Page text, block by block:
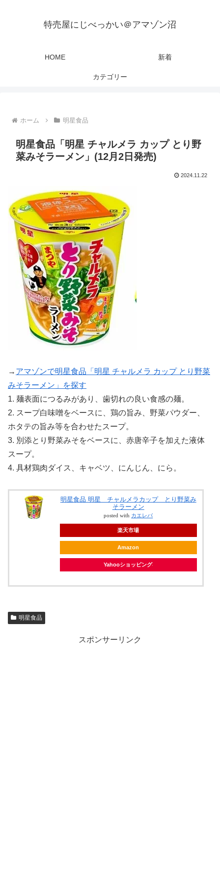
特売屋にじべっかい＠アマゾン沼
HOME 新着
カテゴリー
ホーム 明星食品
明星食品「明星 チャルメラ カップ とり野
菜みそラーメン」(12月2日発売)
2024.11.22
→ アマゾンで明星食品「明星 チャルメラ カップ とり野菜
みそラーメン」を探す
1. 麺表面につるみがあり、歯切れの良い食感の麺。
2. スープ白味噌をベースに、鶏の旨み、野菜パウダー、
ホタテの旨み等を合わせたスープ。
3. 別添とり野菜みそをベースに、赤唐辛子を加えた液体
スープ。
4. 具材鶏肉ダイス、キャベツ、にんじん、にら。
明星食品 明星 チャルメラカップ とり野菜み
そラーメン
posted with カエレバ
楽天市場
Amazon
Yahooショッピング
明星食品
スポンサーリンク